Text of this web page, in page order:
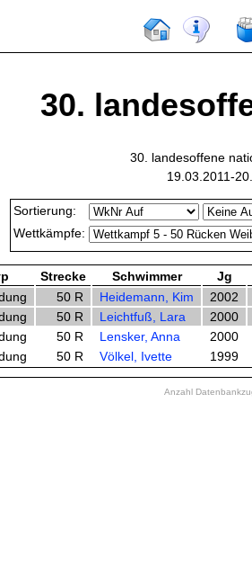
30.
30. landesoffene
19.03.2011-
Sortierung:
Wettkämpfe:
Strecke Schwimmer
Jg
50 R Heidemann, Kim
2002
50 R Leichtfuß, Lara
2000
50 R Lensker, Anna
2000
50 R Völkel, Ivette 1999
Anzahl